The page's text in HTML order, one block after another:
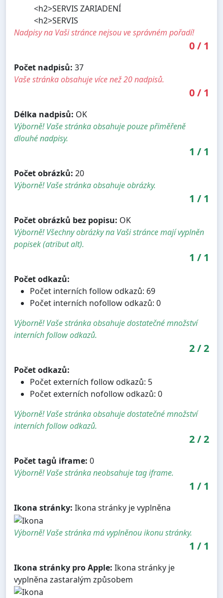
<h2>SERVIS ZARIADENÍ
<h2>SERVIS
Nadpisy na Vaši stránce nejsou ve správném pořadí!
0/ 1
Počet nadpisů: 37
Vaše stránka obsahuje více než 20 nadpisů.
0/ 1
Délka nadpisů: OK
Výborně! Vaše stránka obsahuje pouze přiměřeně
dlouhé nadpisy.
1 / 1
Počet obrázků: 20
Výborně! Vaše stránka obsahuje obrázky.
1 / 1
Počet obrázků bez popisu: OK
Výborně! Všechny obrázky na Vaši stránce mají vyplněn
popisek (atribut alt).
1 / 1
Počet odkazů:
Počet interních follow odkazů: 69
Počet interních nofollow odkazů: 0
Výborně! Vaše stránka obsahuje dostatečné množství
interních follow odkazů.
2/2
Počet odkazů:
Počet externích follow odkazů: 5
Počet externích nofollow odkazů: 0
Výborně! Vaše stránka obsahuje dostatečné množství
interních follow odkazů.
2/2
Počet tagů iframe: 0
Výborně! Vaše stránka neobsahuje tag iframe.
1 / 1
Ikona stránky: Ikona stránky je vyplněna
Výborně! Vaše stránka má vyplněnou ikonu stránky.
1 / 1
Ikona stránky pro Apple: Ikona stránky je
vyplněna zastaralým způsobem